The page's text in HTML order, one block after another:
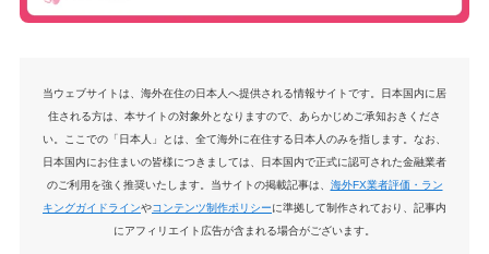
当ウェブサイトは、海外在住の日本人へ提供される情報サイトです。日本国内に居
住される方は、本サイトの対象外となりますので、あらかじめご承知おきくださ
い。ここでの「日本人」とは、全て海外に在住する日本人のみを指します。なお、
日本国内にお住まいの皆様につきましては、日本国内で正式に認可された金融業者
のご利用を強く推奨いたします。当サイトの掲載記事は、 海外FX業者評価・ラン
キングガイドラインやコンテンツ制作ポリシーに準拠して制作されており、記事内
にアフィリエイト広告が含まれる場合がございます。